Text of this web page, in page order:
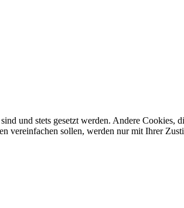
und stets gesetzt werden. Andere Cookies,
vereinfachen sollen, werden nur mit Ihrer